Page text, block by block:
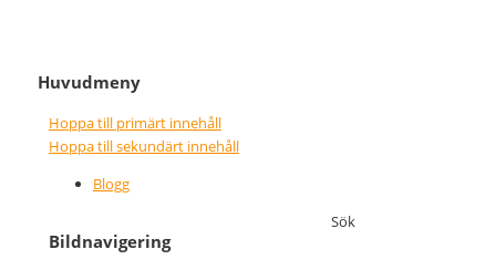
Nice wins nothing
faster
Huvudmeny
Hoppa till primärt innehåll
Hoppa till sekundärt innehåll
Blogg
Bildnavigering
Sök